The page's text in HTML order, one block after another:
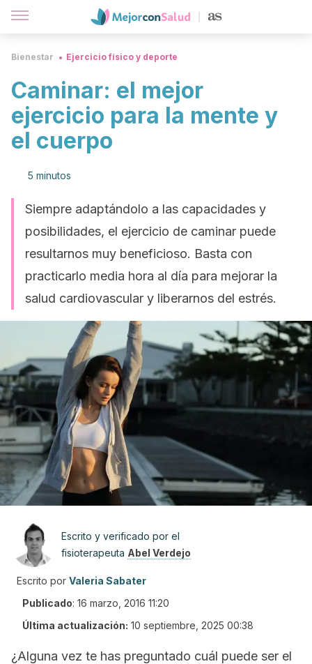
Bienestar Ejercicio físico y deporte
Caminar: el mejor
ejercicio para la mente y
el cuerpo
5 minutos
Siempre adaptándolo a las capacidades y
posibilidades, el ejercicio de caminar puede
resultarnos muy beneficioso. Basta con
practicarlo media hora al día para mejorar la
salud cardiovascular y liberarnos del estrés.
Escrito y verificado por el
fisioterapeuta Abel Verdejo
Escrito por Valeria Sabater
Publicado: 16 marzo, 2016 11:20
Última actualización: 10 septiembre, 2025 00:38
¿Alguna vez te has preguntado cuál puede ser el